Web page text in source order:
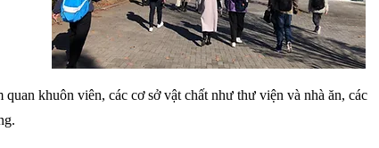
khuôn viên, các cơ sở vật chất như thư viện và nhà ăn, các